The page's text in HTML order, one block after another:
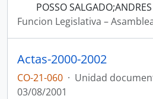
POSSO
Funcion Legislativa –
Actas-2000-2002
CO-21-060 · Unidad
03/08/2001